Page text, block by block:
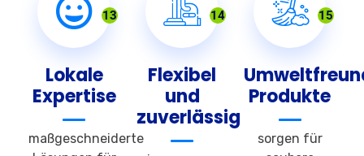
13
Lokale
Expertise
maßgeschneiderte
14
Flexibel
und
zuverlässig
15
Produkte
sorgen für